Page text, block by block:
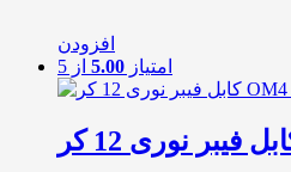
افزودن
امتیاز 5.00 از 5